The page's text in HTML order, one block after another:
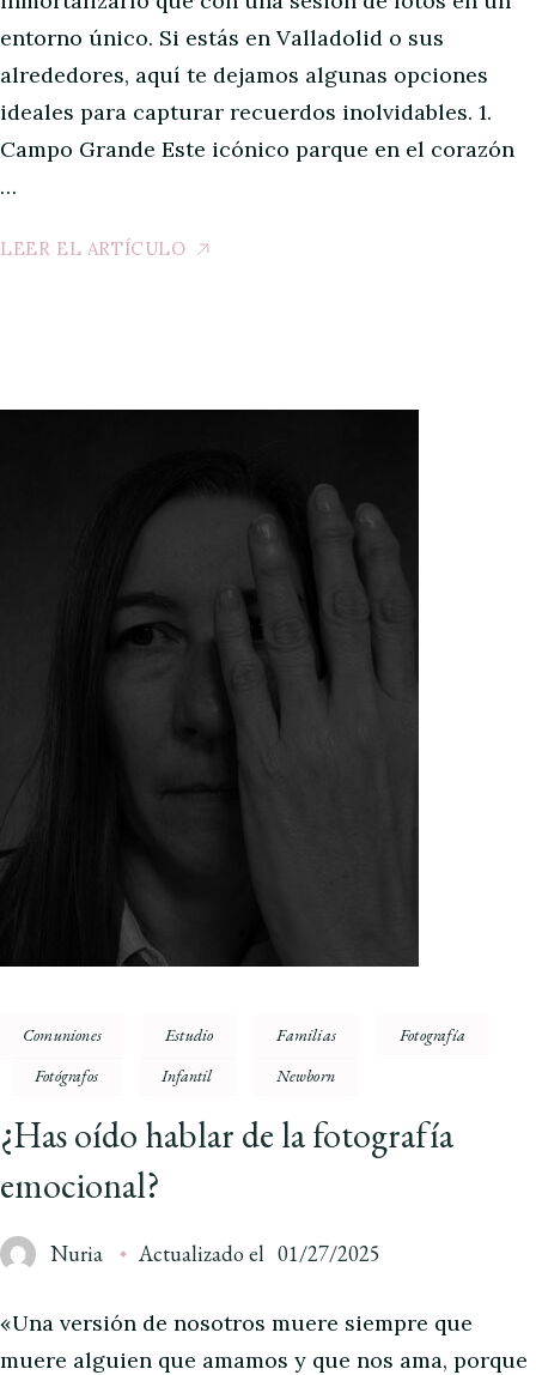
entorno único. Si estás en Valladolid o sus
alrededores, aquí te dejamos algunas opciones
ideales para capturar recuerdos inolvidables. 1.
Campo Grande Este icónico parque en el corazón
…
LEER EL ARTÍCULO
Comuniones Estudio Familias
Fotografía
Fotógrafos
Infantil Newborn
¿Has oído hablar de la fotografía
emocional?
Nuria Actualizado el 01/27/2025
«Una versión de nosotros muere siempre que
muere alguien que amamos y que nos ama, porque